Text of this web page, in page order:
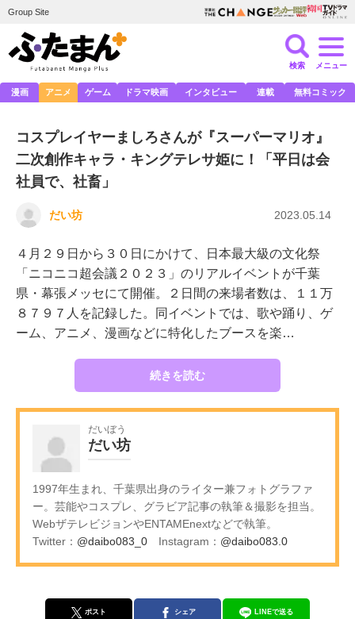
Group Site
検索 メニュー
漫画 アニメ ゲーム ドラマ映画 インタビュー 連載 無料コミック
コスプレイヤーましろさんが『スーパーマリオ』
二次創作キャラ・キングテレサ姫に！「平日は会
社員で、社畜」
だい坊 2023.05.14
４月２９日から３０日にかけて、日本最大級の文化祭
「ニコニコ超会議２０２３」のリアルイベントが千葉
県・幕張メッセにて開催。２日間の来場者数は、１１万
８７９７人を記録した。同イベントでは、歌や踊り、ゲ
ーム、アニメ、漫画などに特化したブースを楽…
続きを読む
だいぼう
だい坊
1997年生まれ、千葉県出身のライター兼フォトグラファ
ー。芸能やコスプレ、グラビア記事の執筆＆撮影を担当。
WebザテレビジョンやENTAMEnextなどで執筆。
Twitter： @daibo083_0 Instagram： @daibo083.0
ポスト シェア LINEで送る